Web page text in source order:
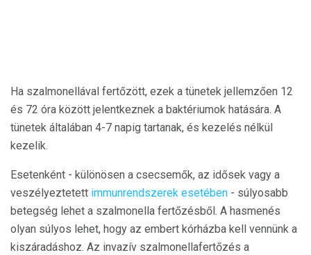
Ha szalmonellával fertőzött, ezek a tünetek jellemzően 12
és 72 óra között jelentkeznek a baktériumok hatására. A
tünetek általában 4-7 napig tartanak, és kezelés nélkül
kezelik.
Esetenként - különösen a csecsemők, az idősek vagy a
veszélyeztetett immunrendszerek esetében - súlyosabb
betegség lehet a szalmonella fertőzésből. A hasmenés
olyan súlyos lehet, hogy az embert kórházba kell vennünk a
kiszáradáshoz. Az invazív szalmonellafertőzés a